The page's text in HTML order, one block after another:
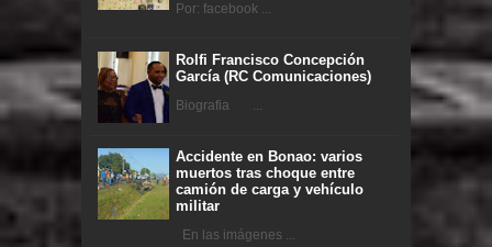
Por: facebook ...
Rolfi Francisco Concepción
García (RC Comunicaciones)
Biografia ...
Accidente en Bonao: varios
muertos tras choque entre
camión de carga y vehículo
militar
En las imágenes ...